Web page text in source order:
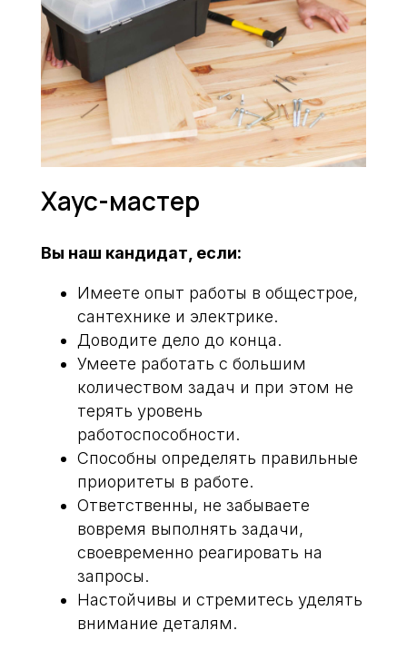
Хаус-мастер
Вы наш кандидат, если:
Имеете опыт работы в общестрое,
сантехнике и электрике.
Доводите дело до конца.
Умеете работать с большим
количеством задач и при этом не
терять уровень
работоспособности.
Способны определять правильные
приоритеты в работе.
Ответственны, не забываете
вовремя выполнять задачи,
своевременно реагировать на
запросы.
Настойчивы и стремитесь уделять
внимание деталям.
Информация
Связаться с нами
Забронировать
+7 (958) 595-10-84